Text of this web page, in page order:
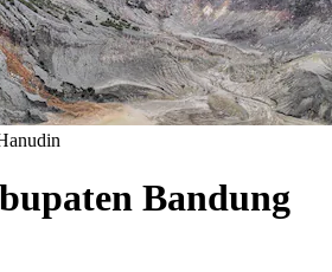
Bandung